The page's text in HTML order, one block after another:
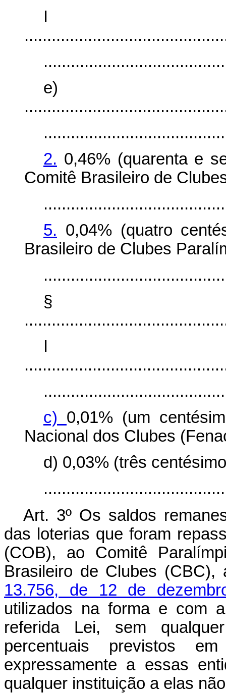
I
e)
2. 0,46% (quarenta e
Comitê Brasileiro de
5. 0,04% (quatro
Brasileiro de Clubes
§
I
c) 0,01% (um
Nacional dos Clubes
d) 0,03% (três
Art. 3º Os saldos
das loterias que foram
(COB), ao Comitê
Brasileiro de Clubes
13.756, de 12 de
utilizados na forma e com
referida Lei, sem
percentuais previstos
expressamente a essas
qualquer instituição a elas